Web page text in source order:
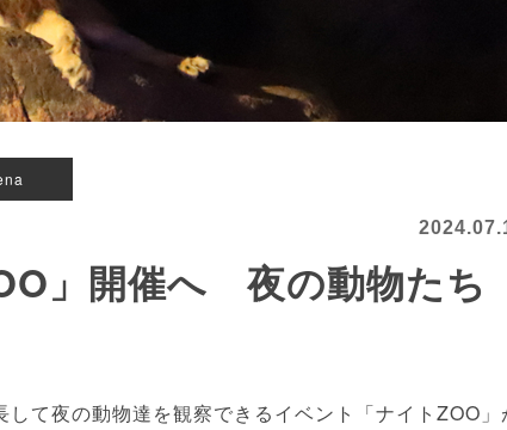
」開催へ 夜の動物たち
て夜の動物達を観察できるイベント「ナイトZOO」